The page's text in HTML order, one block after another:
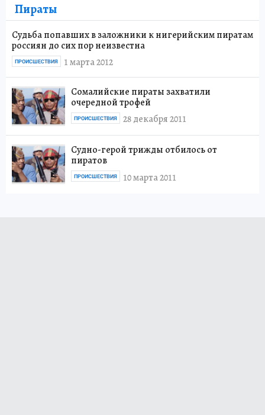
Пираты
Судьба попавших в заложники к нигерийским пиратам
россиян до сих пор неизвестна
1 марта 2012
ПРОИСШЕСТВИЯ
Сомалийские пираты захватили
очередной трофей
28 декабря 2011
ПРОИСШЕСТВИЯ
Судно-герой трижды отбилось от
пиратов
10 марта 2011
ПРОИСШЕСТВИЯ